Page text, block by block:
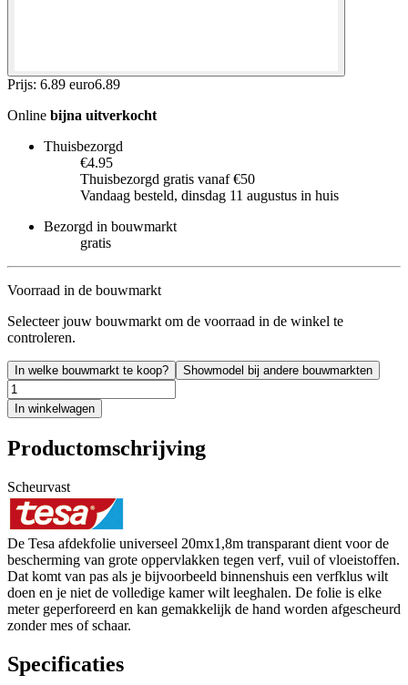
Prijs: 6.89 euro6.89
Online bijna uitverkocht
Thuisbezorgd
€4.95
Thuisbezorgd gratis vanaf €50
Vandaag besteld, dinsdag 11 augustus in huis
Bezorgd in bouwmarkt
gratis
Voorraad in de bouwmarkt
Selecteer jouw bouwmarkt om de voorraad in de winkel te
controleren.
In welke bouwmarkt te koop? Showmodel bij andere bouwmarkten
In winkelwagen
Productomschrijving
Scheurvast
De Tesa afdekfolie universeel 20mx1,8m transparant dient voor de
bescherming van grote oppervlakken tegen verf, vuil of vloeistoffen.
Dat komt van pas als je bijvoorbeeld binnenshuis een verfklus wilt
doen en je niet de volledige kamer wilt leeghalen. De folie is elke
meter geperforeerd en kan gemakkelijk de hand worden afgescheurd
zonder mes of schaar.
Specificaties